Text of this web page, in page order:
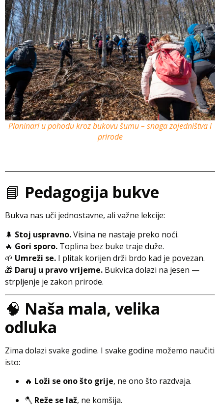
Planinari u pohodu kroz bukovu šumu – snaga zajedništva i
prirode
📘 Pedagogija bukve
Bukva nas uči jednostavne, ali važne lekcije:
🌲 Stoj uspravno.Visina ne nastaje preko noći.
🔥 Gori sporo. Toplina bez buke traje duže.
🌱 Umreži se. I plitak korijen drži brdo kad je povezan.
🎁 Daruj u pravo vrijeme. Bukvica dolazi na jesen —
strpljenje je zakon prirode.
🧠 Naša mala, velika
odluka
Zima dolazi svake godine. I svake godine možemo naučiti
isto:
🔥 Loži se ono što grije, ne ono što razdvaja.
🪓 Reže se laž, ne komšija.